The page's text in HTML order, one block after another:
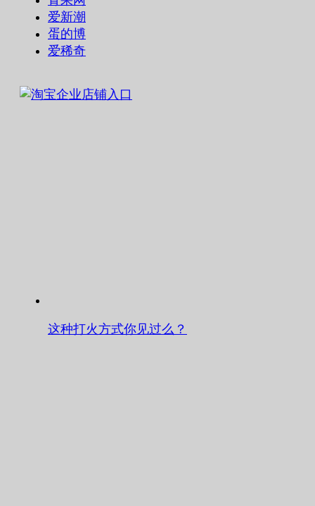
爱新潮
蛋的博
爱稀奇
这种打火方式你见过么？